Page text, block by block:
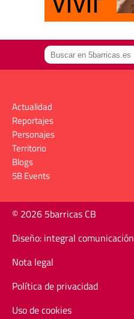
Actualidad
Reportajes
Personajes
Territorio
Blogs
5B Events
© 2026 5barricas CB
Diseño: integral comunicación
Nota legal
Política de privacidad
Uso de cookies